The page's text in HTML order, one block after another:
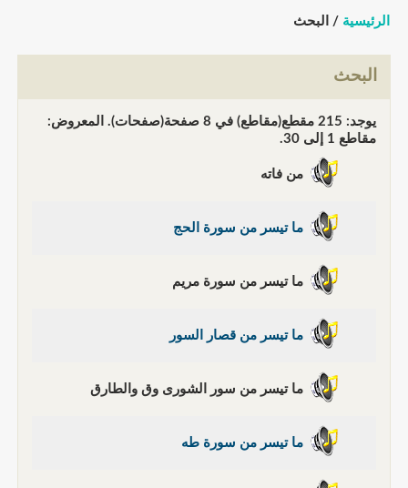
الرئيسية / البحث
البحث
يوجد: 215 مقطع(مقاطع) في 8 صفحة(صفحات). المعروض:
مقاطع 1 إلى 30.
من فاته
ما تيسر من سورة الحج
ما تيسر من سورة مريم
ما تيسر من قصار السور
ما تيسر من سور الشورى وق والطارق
ما تيسر من سورة طه